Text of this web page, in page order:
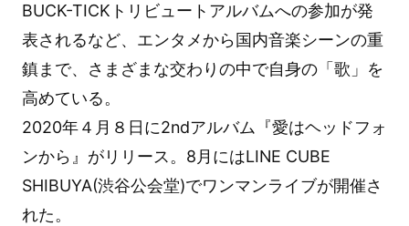
BUCK-TICKトリビュートアルバムへの参加が発
表されるなど、エンタメから国内音楽シーンの重
鎮まで、さまざまな交わりの中で自身の「歌」を
高めている。
2020年４月８日に2ndアルバム『愛はヘッドフォ
ンから』がリリース。8月にはLINE CUBE
SHIBUYA(渋谷公会堂)でワンマンライブが開催さ
れた。